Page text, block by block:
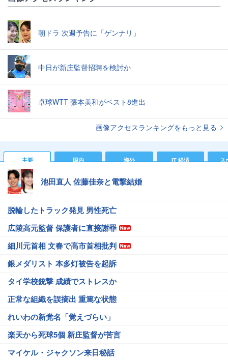
朝ドラ 次週予告に「ゲンナリ」
中日が新庄監督招聘を検討か
卓球WTT 張本美和がベスト8進出
画像アクセスランキングをもっと見る
主要 国内 海外 IT 経済 ス
池田直人 佐藤佳奈と電撃結婚
脱輪したトラック発見 男性死亡
広陵高元監督 保護者に直接謝罪
細川元首相 文春で高市首相批判
銀メダリスト 本多灯被告を起訴
タイ学校銃撃 成績でストレスか
正常な組織を誤摘出 重篤な状態
れいわの新党名「覚えづらい」
楽天から死球5個 新庄監督が苦言
マイケル・ジャクソン来日秘話